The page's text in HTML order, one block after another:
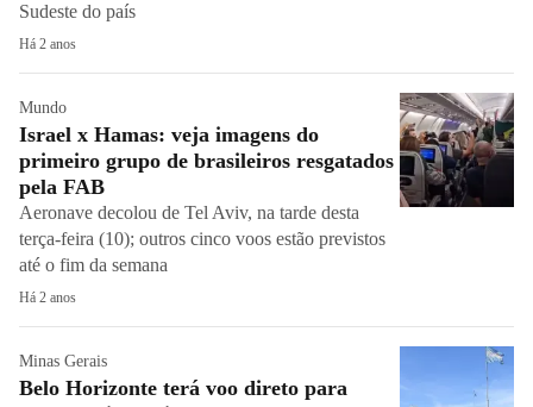
Sudeste do país
Há 2 anos
Mundo
Israel x Hamas: veja imagens do
primeiro grupo de brasileiros resgatados
pela FAB
Aeronave decolou de Tel Aviv, na tarde desta
terça-feira (10); outros cinco voos estão previstos
até o fim da semana
Há 2 anos
Minas Gerais
Belo Horizonte terá voo direto para